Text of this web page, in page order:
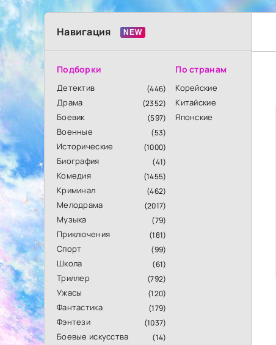
Навигация
Подборки
Детектив (446)
Драма (2352)
Боевик (597)
Военные (53)
Исторические (1000)
Биография (41)
Комедия (1455)
Криминал (462)
Мелодрама (2017)
Музыка (79)
Приключения (181)
Спорт (99)
Школа (61)
Триллер (792)
Ужасы (120)
Фантастика (179)
Фэнтези (1037)
Боевые искусства (14)
По странам
Корейские
Китайские
Японские